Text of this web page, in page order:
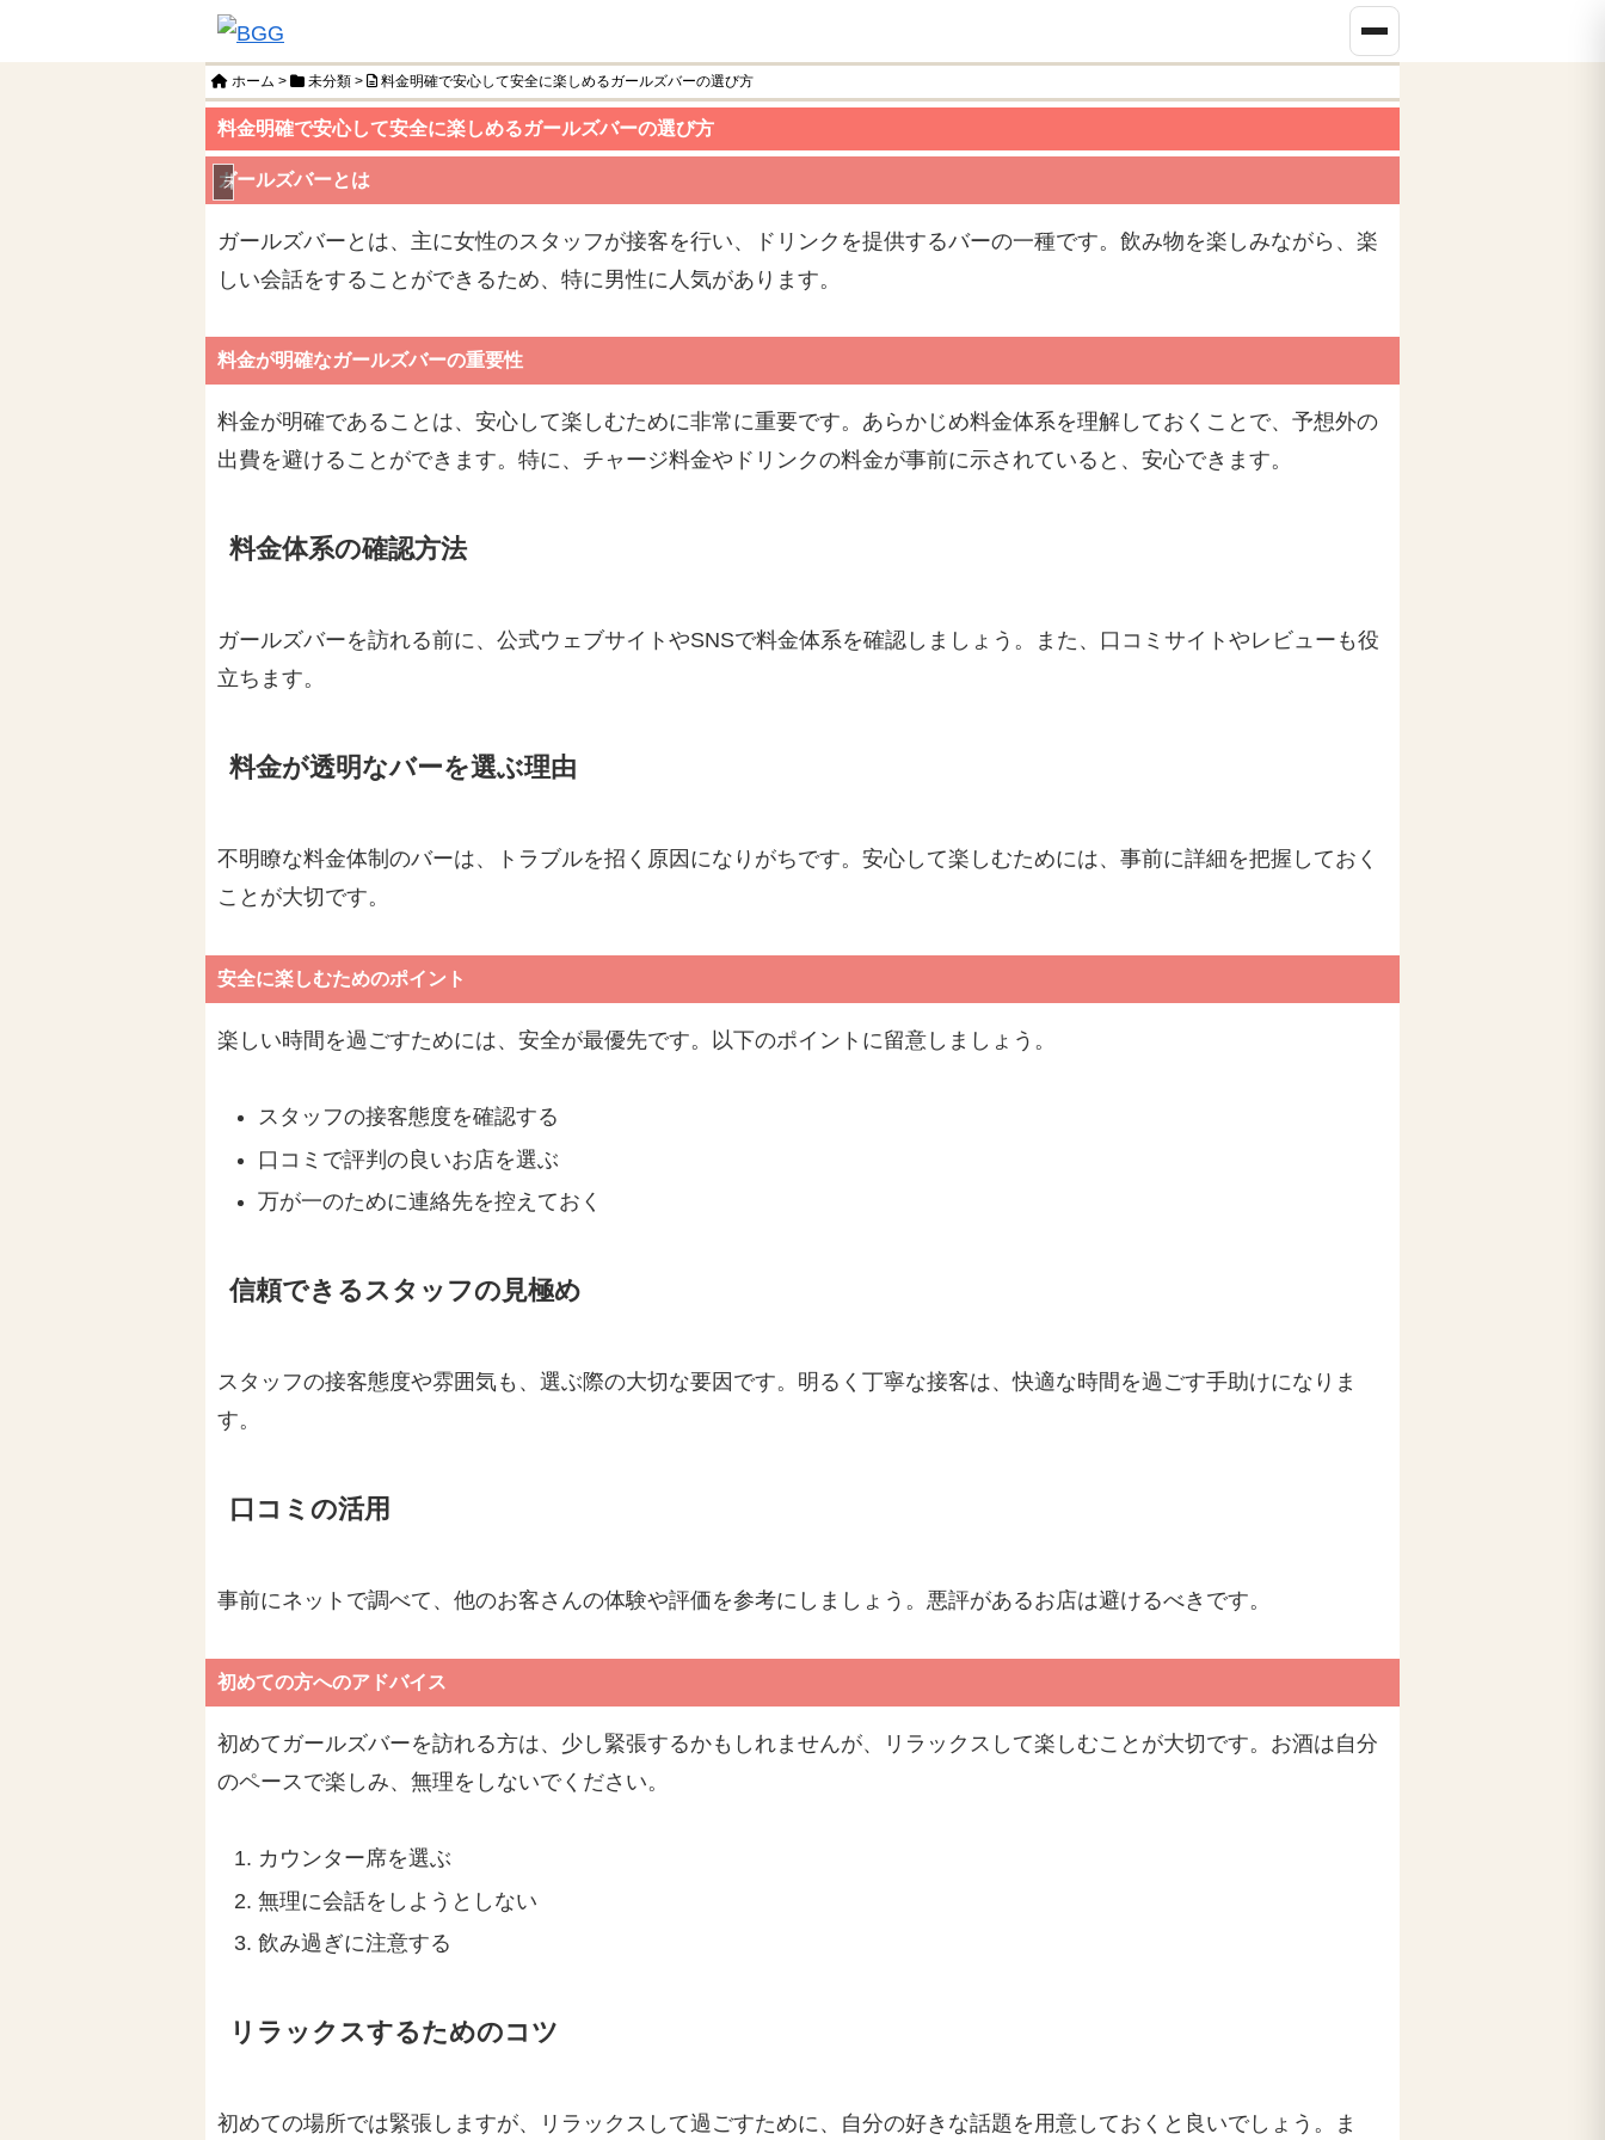
ホーム > 未分類 > 料金明確で安心して安全に楽しめるガールズバーの選び方
料金明確で安心して安全に楽しめるガールズバーの選び方
未分類
ガールズバーとは
ガールズバーとは、主に女性のスタッフが接客を行い、ドリンクを提供するバーの一種です。飲み物を楽しみながら、楽
しい会話をすることができるため、特に男性に人気があります。
料金が明確なガールズバーの重要性
料金が明確であることは、安心して楽しむために非常に重要です。あらかじめ料金体系を理解しておくことで、予想外の
出費を避けることができます。特に、チャージ料金やドリンクの料金が事前に示されていると、安心できます。
料金体系の確認方法
ガールズバーを訪れる前に、公式ウェブサイトやSNSで料金体系を確認しましょう。また、口コミサイトやレビューも役
立ちます。
料金が透明なバーを選ぶ理由
不明瞭な料金体制のバーは、トラブルを招く原因になりがちです。安心して楽しむためには、事前に詳細を把握しておく
ことが大切です。
安全に楽しむためのポイント
楽しい時間を過ごすためには、安全が最優先です。以下のポイントに留意しましょう。
スタッフの接客態度を確認する
口コミで評判の良いお店を選ぶ
万が一のために連絡先を控えておく
信頼できるスタッフの見極め
スタッフの接客態度や雰囲気も、選ぶ際の大切な要因です。明るく丁寧な接客は、快適な時間を過ごす手助けになりま
す。
口コミの活用
事前にネットで調べて、他のお客さんの体験や評価を参考にしましょう。悪評があるお店は避けるべきです。
初めての方へのアドバイス
初めてガールズバーを訪れる方は、少し緊張するかもしれませんが、リラックスして楽しむことが大切です。お酒は自分
のペースで楽しみ、無理をしないでください。
カウンター席を選ぶ
無理に会話をしようとしない
飲み過ぎに注意する
リラックスするためのコツ
初めての場所では緊張しますが、リラックスして過ごすために、自分の好きな話題を用意しておくと良いでしょう。ま